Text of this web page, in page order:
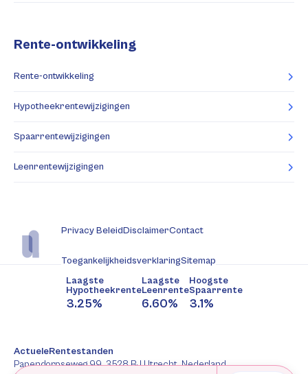
Rente-ontwikkeling
Rente-ontwikkeling
Hypotheekrentewijzigingen
Spaarrentewijzigingen
Leenrentewijzigingen
Privacy BeleidDisclaimerContact
ToegankelijkheidsverklaringSitemap
Laagste
Hypotheekrente
3.25%
Laagste
Leenrente
6.60%
Hoogste
Spaarrente
3.1%
ActueleRentestanden
Papendorpseweg 99, 3528 BJ Utrecht, Nederland